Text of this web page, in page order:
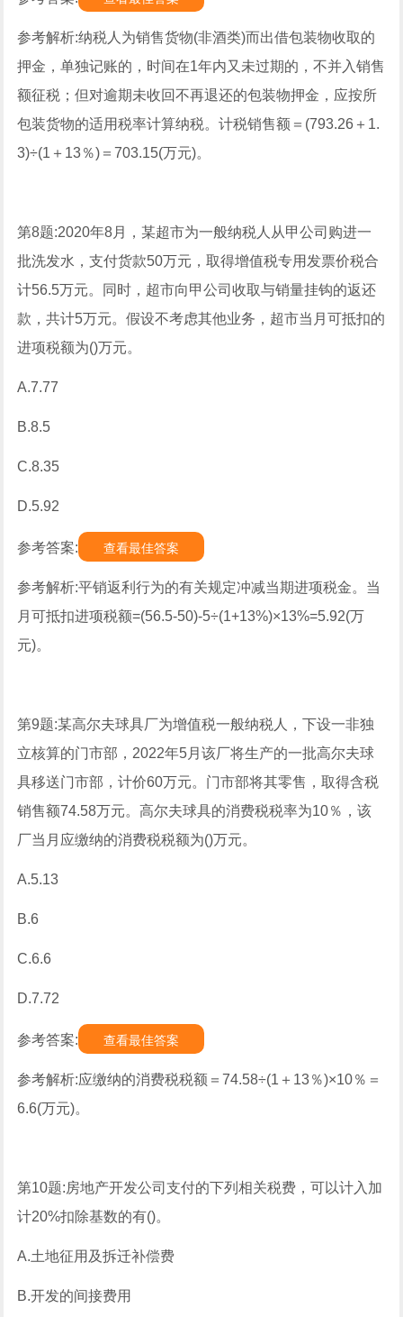
参考解析:纳税人为销售货物(非酒类)而出借包装物收取的
押金，单独记账的，时间在1年内又未过期的，不并入销售
额征税；但对逾期未收回不再退还的包装物押金，应按所
包装货物的适用税率计算纳税。计税销售额＝(793.26＋1.
3)÷(1＋13％)＝703.15(万元)。
第8题:2020年8月，某超市为一般纳税人从甲公司购进一
批洗发水，支付货款50万元，取得增值税专用发票价税合
计56.5万元。同时，超市向甲公司收取与销量挂钩的返还
款，共计5万元。假设不考虑其他业务，超市当月可抵扣的
进项税额为()万元。
A.7.77
B.8.5
C.8.35
D.5.92
参考答案: 查看最佳答案
参考解析:平销返利行为的有关规定冲减当期进项税金。当
月可抵扣进项税额=(56.5-50)-5÷(1+13%)×13%=5.92(万
元)。
第9题:某高尔夫球具厂为增值税一般纳税人，下设一非独
立核算的门市部，2022年5月该厂将生产的一批高尔夫球
具移送门市部，计价60万元。门市部将其零售，取得含税
销售额74.58万元。高尔夫球具的消费税税率为10％，该
厂当月应缴纳的消费税税额为()万元。
A.5.13
B.6
C.6.6
D.7.72
参考答案: 查看最佳答案
参考解析:应缴纳的消费税税额＝74.58÷(1＋13％)×10％＝
6.6(万元)。
第10题:房地产开发公司支付的下列相关税费，可以计入加
计20%扣除基数的有()。
A.土地征用及拆迁补偿费
B.开发的间接费用